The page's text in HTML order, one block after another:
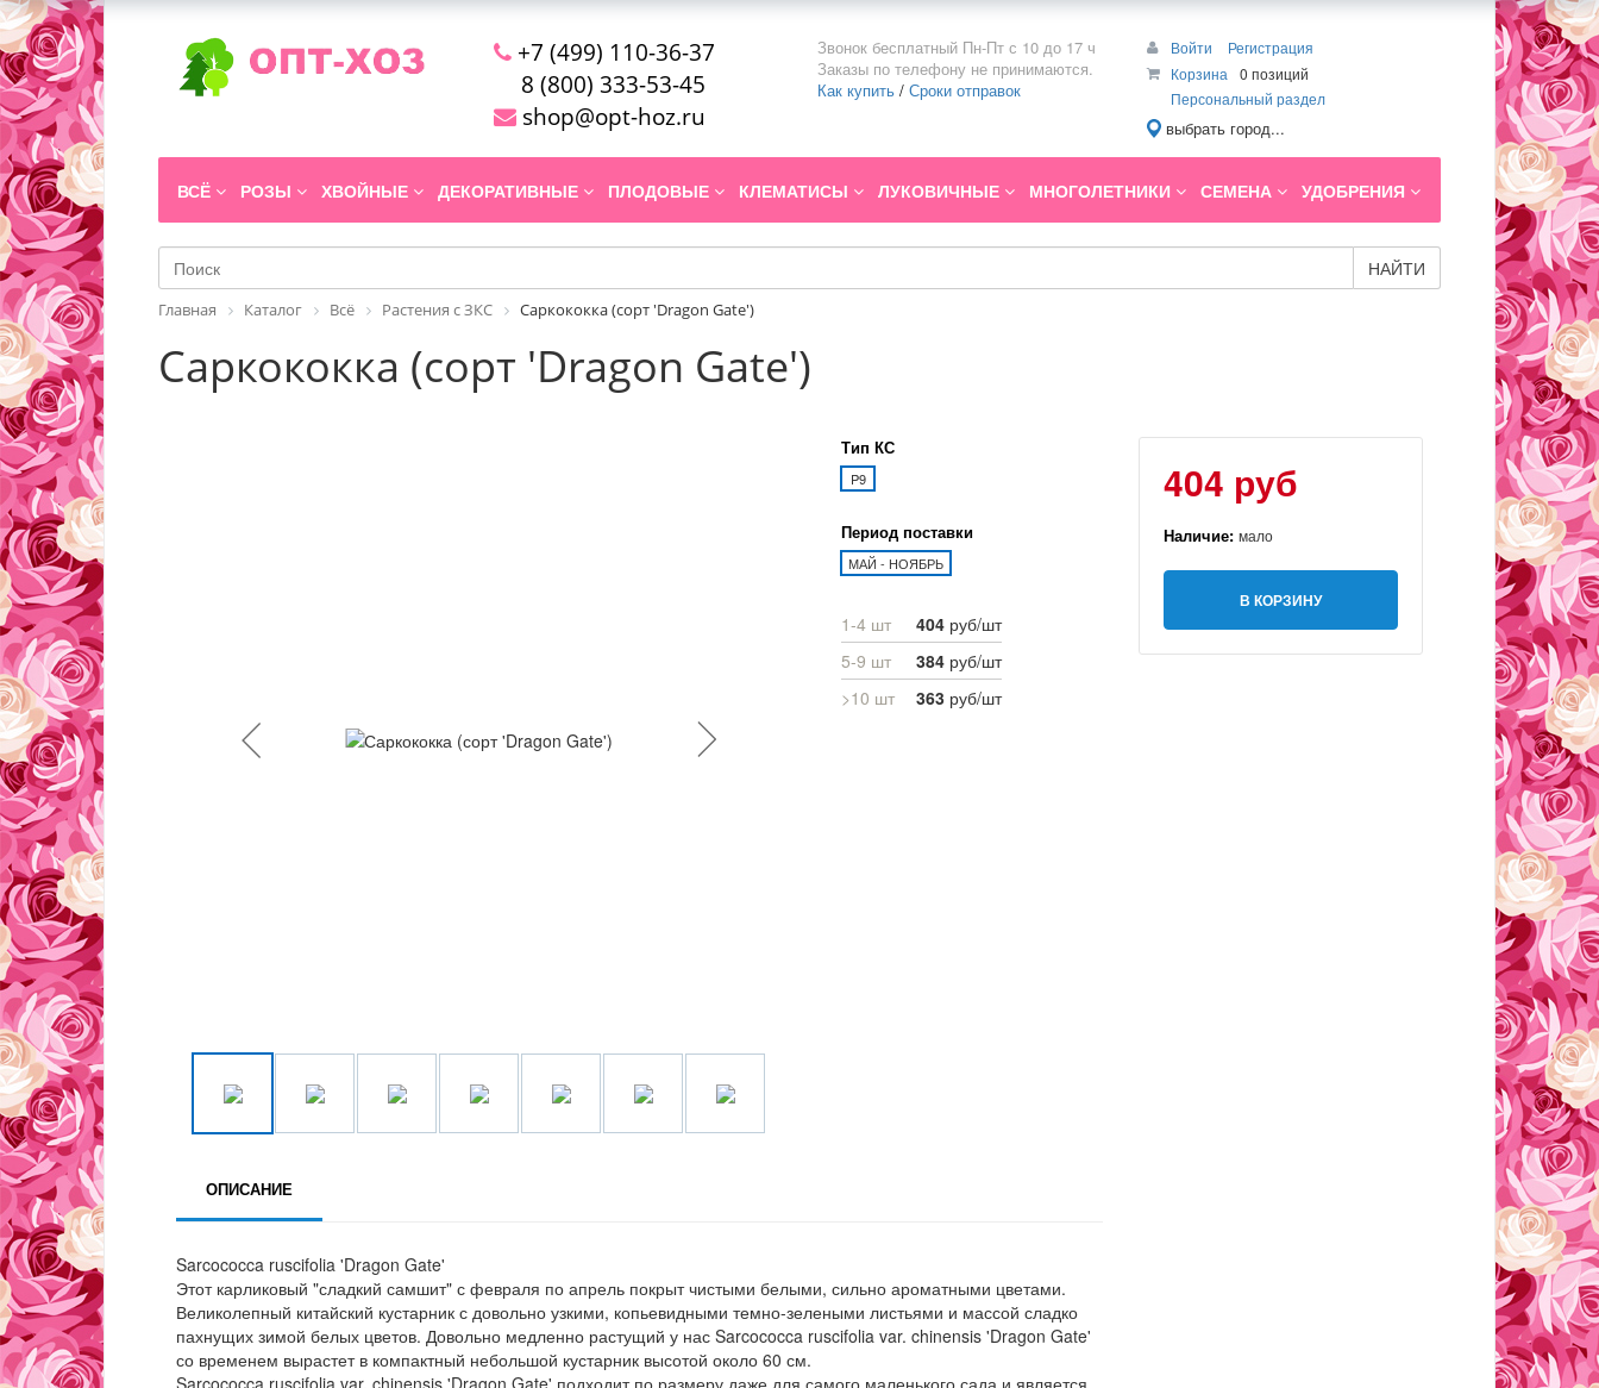
+7 (499) 110-36-37
8 (800) 333-53-45
shop@opt-hoz.ru
Звонок бесплатный Пн-Пт с 10 до 17 ч
Заказы по телефону не принимаются.
Как купить / Сроки отправок
Войти
Регистрация
Корзина
0 позиций
Персональный раздел
выбрать город...
ВСЁ РОЗЫ ХВОЙНЫЕ ДЕКОРАТИВНЫЕ ПЛОДОВЫЕ КЛЕМАТИСЫ ЛУКОВИЧНЫЕ МНОГОЛЕТНИКИ СЕМЕНА УДОБРЕНИЯ
НАЙТИ
Главная Каталог Всё Растения с ЗКС Саркококка (сорт 'Dragon Gate')
Саркококка (сорт 'Dragon Gate')
Тип КС
P9
Период поставки
МАЙ - НОЯБРЬ
1-4 шт 404 руб/шт
5-9 шт
384 руб/шт
>10 шт
363 руб/шт
404 руб
Наличие: мало
В КОРЗИНУ
ОПИСАНИЕ
Sarcococca ruscifolia 'Dragon Gate'
Этот карликовый "сладкий самшит" с февраля по апрель покрыт чистыми белыми, сильно ароматными цветами.
Великолепный китайский кустарник с довольно узкими, копьевидными темно-зелеными листьями и массой сладко
пахнущих зимой белых цветов. Довольно медленно растущий у нас Sarcococca ruscifolia var. chinensis 'Dragon Gate'
со временем вырастет в компактный небольшой кустарник высотой около 60 см.